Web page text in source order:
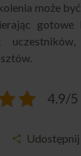
może
gotowe
4.9/5